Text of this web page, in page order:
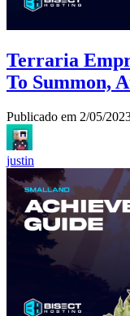
Terraria
To Summon,
Publicado em 2/05/
justin